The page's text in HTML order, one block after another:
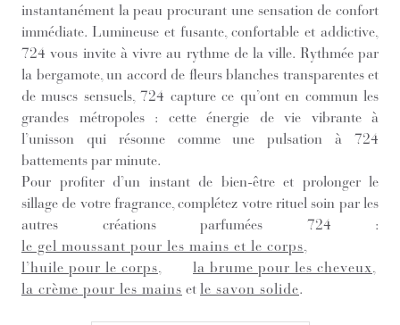
instantanément la peau procurant une sensation de confort
immédiate. Lumineuse et fusante, confortable et addictive,
724 vous invite à vivre au rythme de la ville. Rythmée par
la bergamote, un accord de fleurs blanches transparentes et
de muscs sensuels, 724 capture ce qu’ont en commun les
grandes métropoles : cette énergie de vie vibrante à
l’unisson qui résonne comme une pulsation à 724
battements par minute.
Pour profiter d’un instant de bien-être et prolonger le
sillage de votre fragrance, complétez votre rituel soin par les
autres créations parfumées 724 :
le gel moussant pour les mains et le corps
l’huile pour le corps
la brume pour les cheveux
la crème pour les mains et le savon solide.